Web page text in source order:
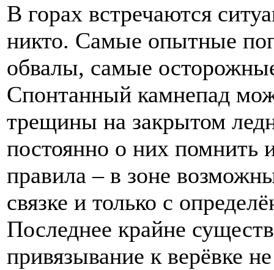
В горах встречаются
никто. Самые опытные
обвалы, самые
Спонтанный камнепад
трещины на закрытом
постоянно о них помнить
правила – в зоне
связке и только с
Последнее крайне
привязывание к верёвке